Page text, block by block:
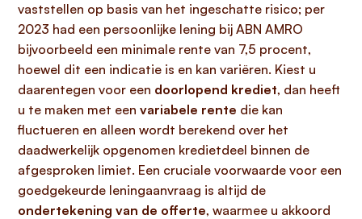
vaststellen op basis van het ingeschatte risico; per
2023 had een persoonlijke lening bij ABN AMRO
bijvoorbeeld een minimale rente van 7,5 procent,
hoewel dit een indicatie is en kan variëren. Kiest u
daarentegen voor een doorlopend krediet, dan heeft
u te maken met een variabele rente die kan
fluctueren en alleen wordt berekend over het
daadwerkelijk opgenomen kredietdeel binnen de
afgesproken limiet. Een cruciale voorwaarde voor een
goedgekeurde leningaanvraag is altijd de
ondertekening van de offerte, waarmee u akkoord